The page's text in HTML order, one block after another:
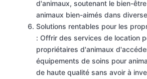
d'animaux, soutenant le bien-
animaux bien-aimés dans
Solutions rentables pour les
: Offrir des services de location
propriétaires d'animaux
équipements de soins pour
de haute qualité sans avoir à